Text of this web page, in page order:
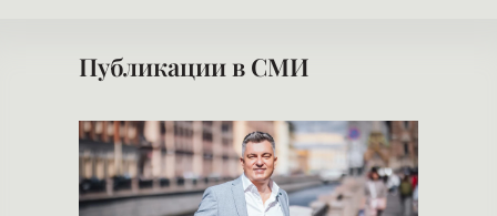
Публикации в СМИ